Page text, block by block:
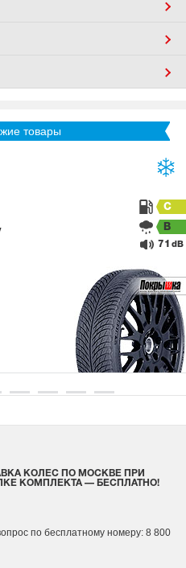
товары
C
B
71 dB
КОЛЕС ПО МОСКВЕ ПРИ
КОМПЛЕКТА — БЕСПЛАТНО!
по бесплатному номеру: 8 800